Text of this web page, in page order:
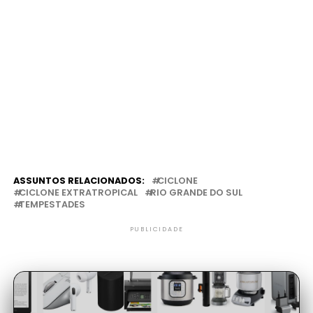
ASSUNTOS RELACIONADOS:
CICLONE
CICLONE EXTRATROPICAL
RIO GRANDE DO SUL
TEMPESTADES
PUBLICIDADE